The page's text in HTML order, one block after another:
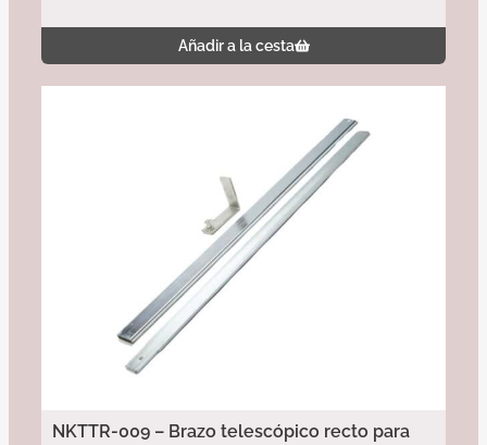
Añadir a la cesta
NKTTR-009 – Brazo telescópico recto para